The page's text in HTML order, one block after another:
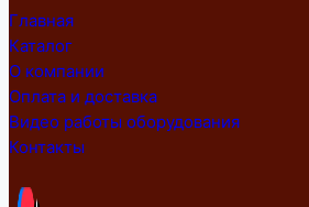
Главная
Каталог
О компании
Оплата и доставка
Видео работы оборудования
Контакты